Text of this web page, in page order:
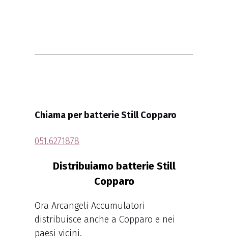
Chiama per batterie Still Copparo
051.6271878
Distribuiamo batterie Still
Copparo
Ora Arcangeli Accumulatori
distribuisce anche a Copparo e nei
paesi vicini.